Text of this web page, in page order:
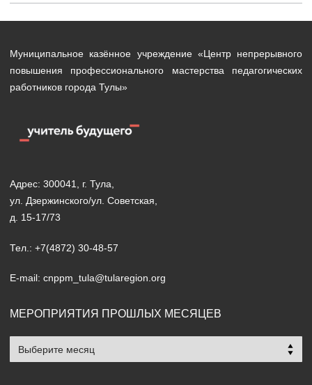
Муниципальное казённое учреждение «Центр непрерывного
повышения профессионального мастерства педагогических
работников города Тулы»
Адрес: 300041, г. Тула,
ул. Дзержинского/ул. Советская,
д. 15-17/73
Тел.: +7(4872) 30-48-57
E-mail: cnppm_tula@tularegion.org
МЕРОПРИЯТИЯ ПРОШЛЫХ МЕСЯЦЕВ
Мероприятия
прошлых